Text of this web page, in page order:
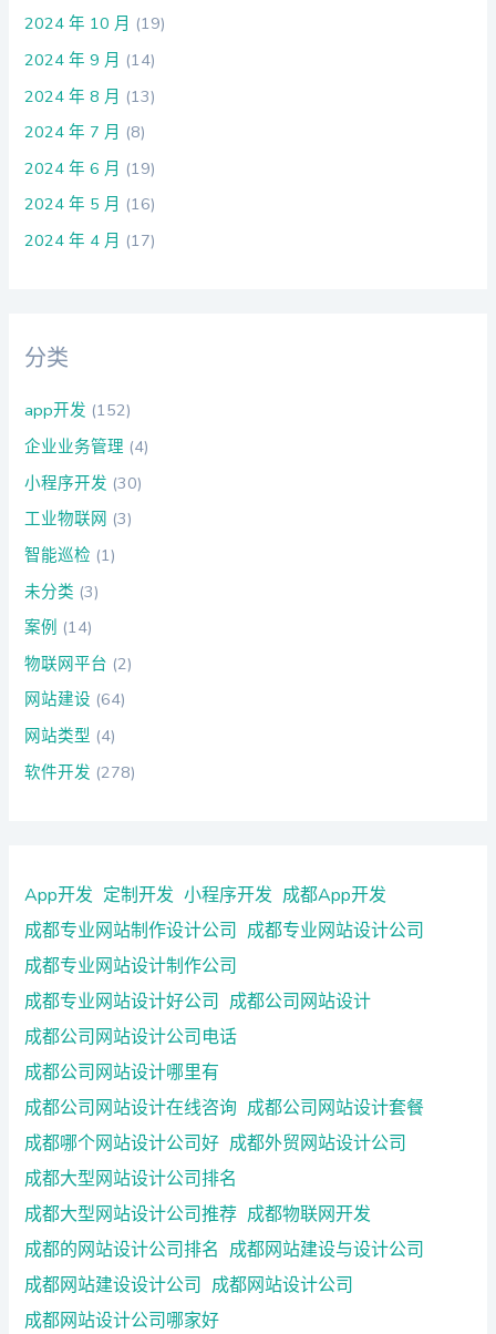
2024 年 10 月 (19)
2024 年 9 月 (14)
2024 年 8 月 (13)
2024 年 7 月 (8)
2024 年 6 月 (19)
2024 年 5 月 (16)
2024 年 4 月 (17)
分类
app开发 (152)
企业业务管理 (4)
小程序开发 (30)
工业物联网 (3)
智能巡检 (1)
未分类 (3)
案例 (14)
物联网平台 (2)
网站建设 (64)
网站类型 (4)
软件开发 (278)
App开发 定制开发 小程序开发 成都App开发
成都专业网站制作设计公司 成都专业网站设计公司
成都专业网站设计制作公司
成都专业网站设计好公司 成都公司网站设计
成都公司网站设计公司电话
成都公司网站设计哪里有
成都公司网站设计在线咨询 成都公司网站设计套餐
成都哪个网站设计公司好 成都外贸网站设计公司
成都大型网站设计公司排名
成都大型网站设计公司推荐 成都物联网开发
成都的网站设计公司排名 成都网站建设与设计公司
成都网站建设设计公司 成都网站设计公司
成都网站设计公司哪家好